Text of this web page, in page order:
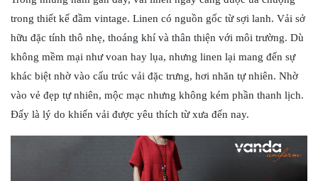
trong thiết kế đầm vintage. Linen có nguồn gốc từ sợi lanh. Vải sở
hữu đặc tính thô nhẹ, thoáng khí và thân thiện với môi trường. Dù
không mềm mại như voan hay lụa, nhưng linen lại mang đến sự
khác biệt nhờ vào cấu trúc vải đặc trưng, hơi nhăn tự nhiên. Nhờ
vào vẻ đẹp tự nhiên, mộc mạc nhưng không kém phần thanh lịch.
Đấy là lý do khiến vải được yêu thích từ xưa đến nay.